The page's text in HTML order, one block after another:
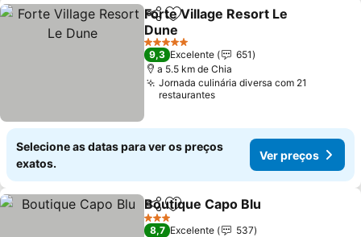
PartilharAdicionar aos favoritos
Forte Village Resort Le
Dune
5 Estrelas
9,3 Excelente
651
a 5.5 km de Chia
Jornada culinária diversa com 21
restaurantes
Selecione as datas para ver os preços
exatos.
Ver preços
PartilharAdicionar aos favoritos
Boutique Capo Blu
3 Estrelas
8,7 Excelente
537